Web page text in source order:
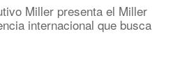
Miller presenta el Miller
internacional que busca